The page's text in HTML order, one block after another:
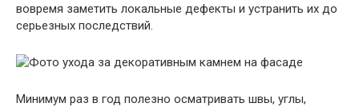
вовремя заметить локальные дефекты и устранить их до
серьезных последствий.
Минимум раз в год полезно осматривать швы, углы,